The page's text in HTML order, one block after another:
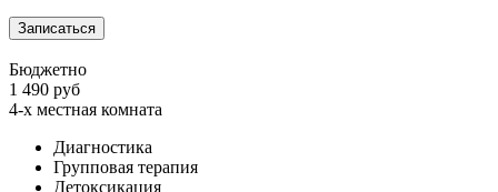
Записаться
Бюджетно
1 490 руб
4-х местная комната
Диагностика
Групповая терапия
Детоксикация